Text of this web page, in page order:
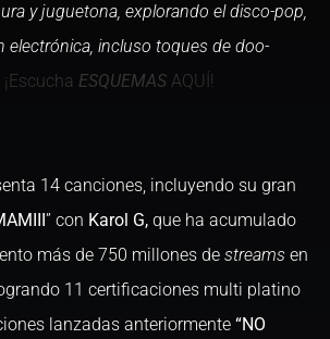
y juguetona, explorando el disco-pop,
electrónica, incluso toques de doo-
¡Escucha ESQUEMAS AQUÍ!
14 canciones, incluyendo su gran
” con Karol G, que ha acumulado
más de 750 millones de streams en
11 certificaciones multi platino
lanzadas anteriormente “NO